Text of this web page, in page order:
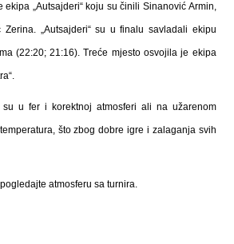
„Autsajderi“ koju su činili Sinanović Armin,
Zerina. „Autsajderi“ su u finalu savladali ekipu
(22:20; 21:16). Treće mjesto osvojila je ekipa
su u fer i korektnoj atmosferi ali na užarenom
što zbog dobre igre i zalaganja svih
pogledajte atmosferu sa turnira.